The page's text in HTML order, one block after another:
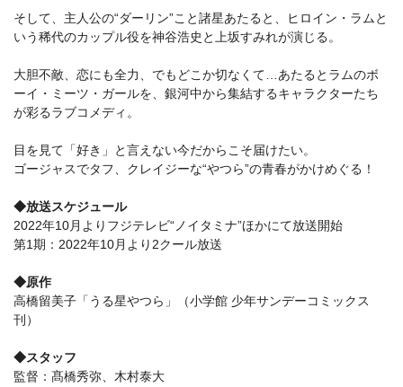
そして、主人公の“ダーリン”こと諸星あたると、ヒロイン・ラムと
いう稀代のカップル役を神谷浩史と上坂すみれが演じる。
大胆不敵、恋にも全力、でもどこか切なくて…あたるとラムのボ
ーイ・ミーツ・ガールを、銀河中から集結するキャラクターたち
が彩るラブコメディ。
目を見て「好き」と言えない今だからこそ届けたい。
ゴージャスでタフ、クレイジーな“やつら”の青春がかけめぐる！
◆放送スケジュール
2022年10月よりフジテレビ“ノイタミナ”ほかにて放送開始
第1期：2022年10月より2クール放送
◆原作
高橋留美子「うる星やつら」（小学館 少年サンデーコミックス
刊）
◆スタッフ
監督：髙橋秀弥、木村泰大